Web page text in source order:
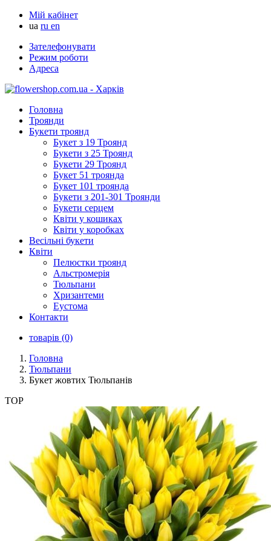
Мій кабінет
ua ru en
Зателефонувати
Режим роботи
Адреса
Головна
Троянди
Букети троянд
Букет з 19 Троянд
Букети з 25 Троянд
Букети 29 Троянд
Букет 51 троянда
Букет 101 троянда
Букети з 201-301 Троянди
Букети серцем
Квіти у кошиках
Квіти у коробках
Весільні букети
Квіти
Пелюстки троянд
Альстромерія
Тюльпани
Хризантеми
Еустома
Контакти
товарів (0)
Головна
Тюльпани
Букет жовтих Тюльпанів
TOP